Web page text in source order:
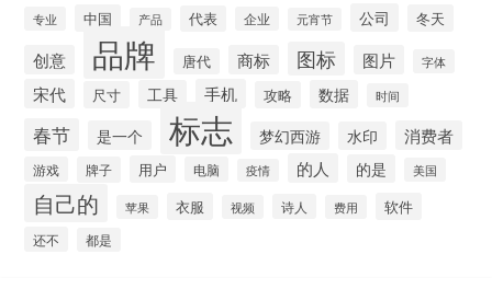
专业 中国 产品 代表 企业 元宵节 公司 冬天
创意 品牌 唐代 商标 图标 图片 字体
宋代 尺寸 工具 手机 攻略 数据 时间
春节 是一个 标志 梦幻西游 水印 消费者
游戏 牌子 用户 电脑 疫情 的人 的是 美国
自己的 苹果 衣服 视频 诗人 费用 软件
还不 都是